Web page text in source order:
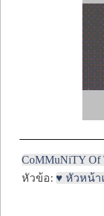
CoMMuNiTY Of
หัวข้อ:♥ หัวหน้า